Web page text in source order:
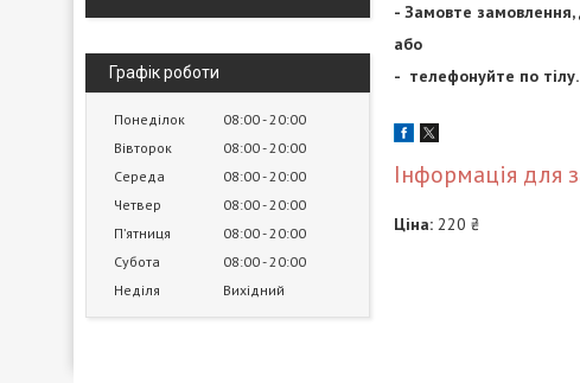
Графік роботи
Понеділок 08:00 20:00
Вівторок
08:00 20:00
Середа
08:00 20:00
Четвер
08:00 20:00
Пʼятниця
08:00 20:00
Субота
08:00 20:00
Неділя
Вихідний
- Замовте
або
- телефонуйте по тілу.
Інформація для
Ціна: 220 ₴